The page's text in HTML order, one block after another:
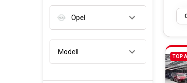
Opel
Modell
TOP